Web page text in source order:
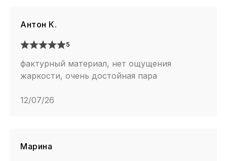
Антон К.
5
фактурный материал, нет ощущения
жаркости, очень достойная пара
12/07/26
Марина